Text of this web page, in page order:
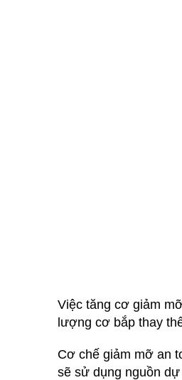
Việc tăng cơ giảm
lượng cơ bắp thay
Cơ chế giảm mỡ an
sẽ sử dụng nguồn